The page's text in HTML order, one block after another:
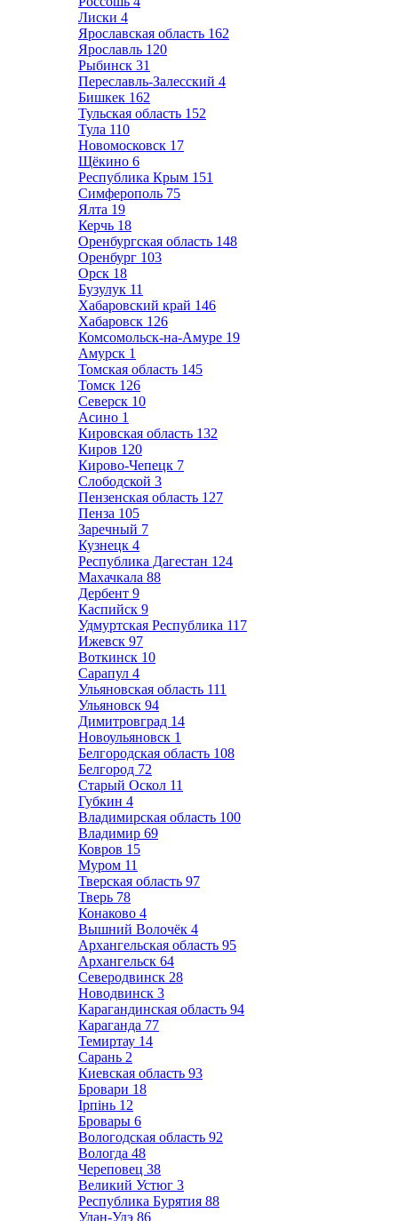
Лиски 4
Ярославская область 162
Ярославль 120
Рыбинск 31
Переславль-Залесский 4
Бишкек 162
Тульская область 152
Тула 110
Новомосковск 17
Щёкино 6
Республика Крым 151
Симферополь 75
Ялта 19
Керчь 18
Оренбургская область 148
Оренбург 103
Орск 18
Бузулук 11
Хабаровский край 146
Хабаровск 126
Комсомольск-на-Амуре 19
Амурск 1
Томская область 145
Томск 126
Северск 10
Асино 1
Кировская область 132
Киров 120
Кирово-Чепецк 7
Слободской 3
Пензенская область 127
Пенза 105
Заречный 7
Кузнецк 4
Республика Дагестан 124
Махачкала 88
Дербент 9
Каспийск 9
Удмуртская Республика 117
Ижевск 97
Воткинск 10
Сарапул 4
Ульяновская область 111
Ульяновск 94
Димитровград 14
Новоульяновск 1
Белгородская область 108
Белгород 72
Старый Оскол 11
Губкин 4
Владимирская область 100
Владимир 69
Ковров 15
Муром 11
Тверская область 97
Тверь 78
Конаково 4
Вышний Волочёк 4
Архангельская область 95
Архангельск 64
Северодвинск 28
Новодвинск 3
Карагандинская область 94
Караганда 77
Темиртау 14
Сарань 2
Киевская область 93
Бровари 18
Ірпінь 12
Бровары 6
Вологодская область 92
Вологда 48
Череповец 38
Великий Устюг 3
Республика Бурятия 88
Улан-Удэ 86